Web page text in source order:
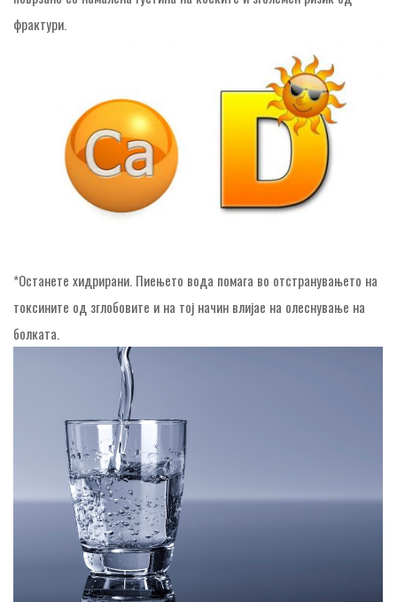
фрактури.
*Останете хидрирани. Пиењето вода помага во отстранувањето на
токсините од зглобовите и на тој начин влијае на олеснување на
болката.